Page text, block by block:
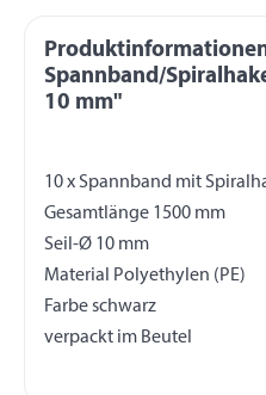
Spannband/
10 mm"
10 x Spannband mit
Gesamtlänge 1500 mm
Seil-Ø 10 mm
Material Polyethylen (PE)
Farbe schwarz